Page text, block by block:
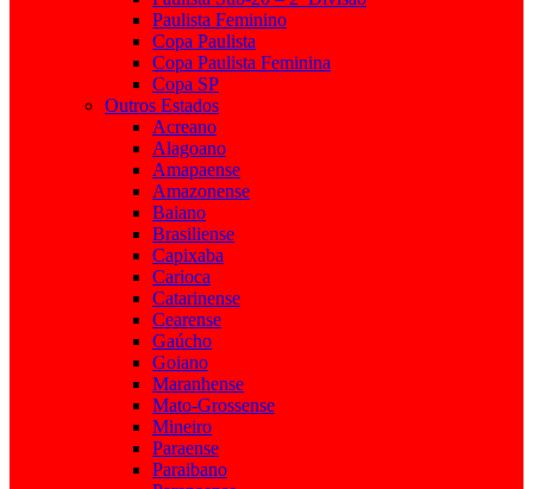
Paulista Feminino
Copa Paulista
Copa Paulista Feminina
Copa SP
Outros Estados
Acreano
Alagoano
Amapaense
Amazonense
Baiano
Brasiliense
Capixaba
Carioca
Catarinense
Cearense
Gaúcho
Goiano
Maranhense
Mato-Grossense
Mineiro
Paraense
Paraibano